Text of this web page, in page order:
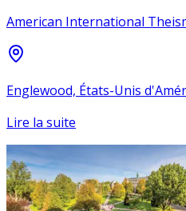
American International
Englewood, États-Unis
Lire la suite